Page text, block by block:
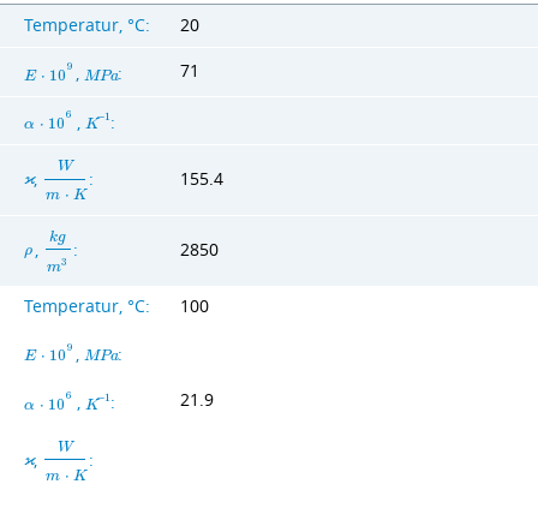
Temperatur, °C: 20
E ⋅ 10
9 , MPa: 71
α ⋅ 10
6 ,K−1 :
ϰ,
W
m ⋅ K
: 155.4
ρ
kg
m3
: 2850
Temperatur, °C: 100
E ⋅ 10
9 , MPa:
α ⋅ 10
6 , K−1 : 21.9
ϰ,
W
m ⋅ K
: